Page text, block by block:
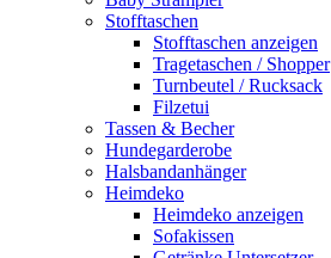
Stofftaschen
Stofftaschen anzeigen
Tragetaschen / Shopper
Turnbeutel / Rucksack
Filzetui
Tassen & Becher
Hundegarderobe
Halsbandanhänger
Heimdeko
Heimdeko anzeigen
Sofakissen